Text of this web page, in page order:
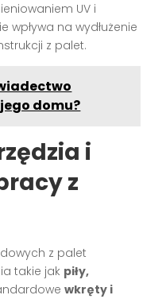
UV i
wpływa na wydłużenie
z palet.
domu?
i
z
z palet
takie jak piły,
wkręty i